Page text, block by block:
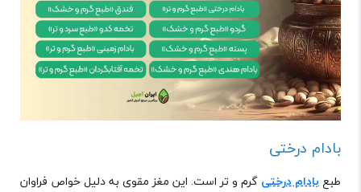
بادام درختی
طبعبادام درختی گرم و تر است. این مغز مقوی به دلیل خواص فراوان